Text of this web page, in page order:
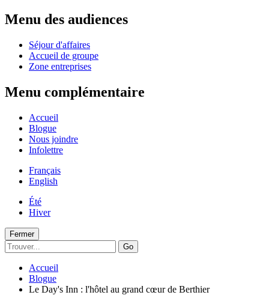
Menu des audiences
Séjour d'affaires
Accueil de groupe
Zone entreprises
Menu complémentaire
Accueil
Blogue
Nous joindre
Infolettre
Français
English
Été
Hiver
Fermer
Go
Accueil
Blogue
Le Day's Inn : l'hôtel au grand cœur de Berthier